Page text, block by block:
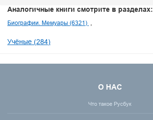
Аналогичные книги смотрите в разделах:
Биографии. Мемуары (6321)
Учёные (284)
О НАС
Что такое Русбук